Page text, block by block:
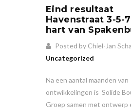
Eind resultaat
Havenstraat 3-5-
hart van
Posted by Chiel-Jan
Uncategorized
Na een aantal maanden van
ontwikkelingen is Solide
Groep samen met ontwerp